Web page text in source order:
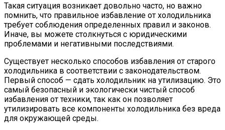
Такая ситуация возникает довольно часто, но важно
помнить, что правильное избавление от холодильника
требует соблюдения определенных правил и законов.
Иначе, вы можете столкнуться с юридическими
проблемами и негативными последствиями.
Существует несколько способов избавления от старого
холодильника в соответствии с законодательством.
Первый способ — сдать холодильник на утилизацию. Это
самый безопасный и экологически чистый способ
избавления от техники, так как он позволяет
утилизировать все компоненты холодильника без вреда
для окружающей среды.